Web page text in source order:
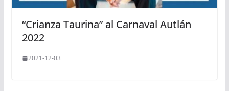
“Crianza Taurina” al Carnaval Autlán
2022
2021-12-03